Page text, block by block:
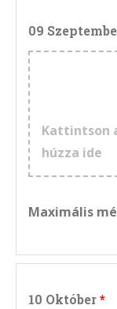
09
Kattintson
húzza ide
Maximális
10 Október